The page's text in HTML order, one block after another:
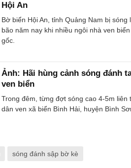
Hội An
Bờ biển Hội An, tỉnh Quảng Nam bị
bão năm nay khi nhiều ngôi nhà ven
gốc.
Ảnh: Hãi hùng cảnh sóng đánh
ven biển
Trong đêm, từng đợt sóng cao 4-5m
dân ven xã biển Bình Hải, huyện Bình
sóng đánh sập bờ kè